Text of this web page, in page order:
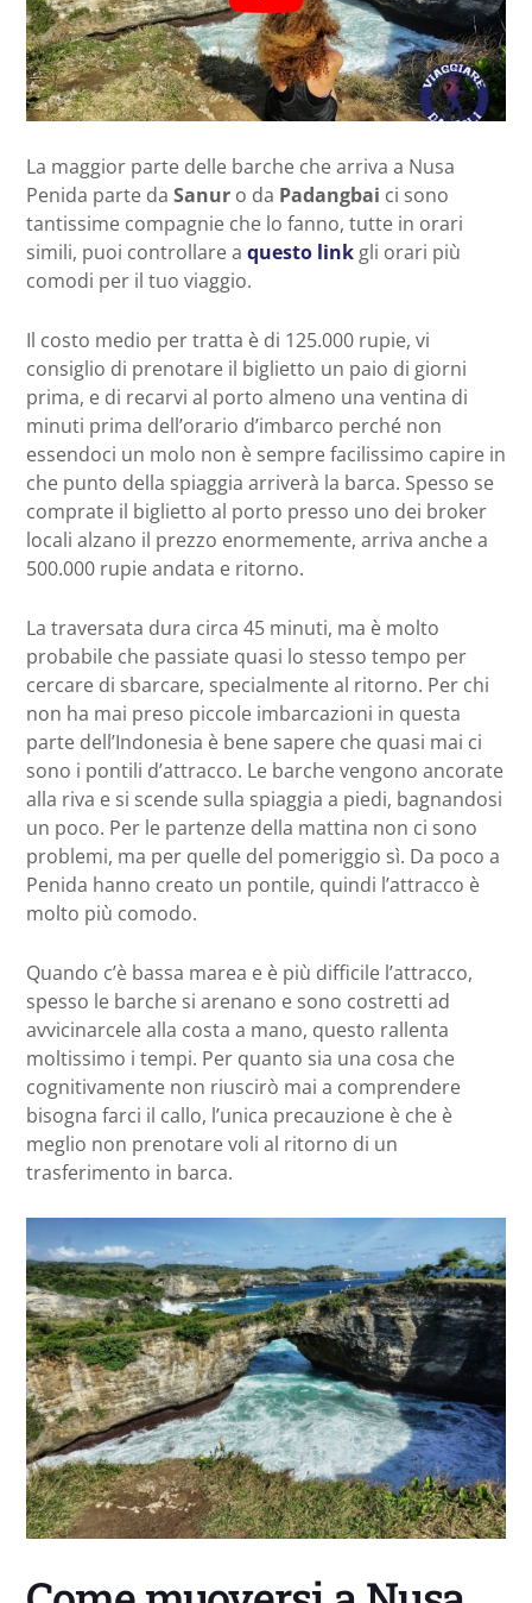
La maggior parte delle barche che arriva a Nusa
Penida parte da Sanur o da Padangbai ci sono
tantissime compagnie che lo fanno, tutte in orari
simili, puoi controllare a questo link gli orari più
comodi per il tuo viaggio.
Il costo medio per tratta è di 125.000 rupie, vi
consiglio di prenotare il biglietto un paio di giorni
prima, e di recarvi al porto almeno una ventina di
minuti prima dell’orario d’imbarco perché non
essendoci un molo non è sempre facilissimo capire in
che punto della spiaggia arriverà la barca. Spesso se
comprate il biglietto al porto presso uno dei broker
locali alzano il prezzo enormemente, arriva anche a
500.000 rupie andata e ritorno.
La traversata dura circa 45 minuti, ma è molto
probabile che passiate quasi lo stesso tempo per
cercare di sbarcare, specialmente al ritorno. Per chi
non ha mai preso piccole imbarcazioni in questa
parte dell’Indonesia è bene sapere che quasi mai ci
sono i pontili d’attracco. Le barche vengono ancorate
alla riva e si scende sulla spiaggia a piedi, bagnandosi
un poco. Per le partenze della mattina non ci sono
problemi, ma per quelle del pomeriggio sì. Da poco a
Penida hanno creato un pontile, quindi l’attracco è
molto più comodo.
Quando c’è bassa marea e è più difficile l’attracco,
spesso le barche si arenano e sono costretti ad
avvicinarcele alla costa a mano, questo rallenta
moltissimo i tempi. Per quanto sia una cosa che
cognitivamente non riuscirò mai a comprendere
bisogna farci il callo, l’unica precauzione è che è
meglio non prenotare voli al ritorno di un
trasferimento in barca.